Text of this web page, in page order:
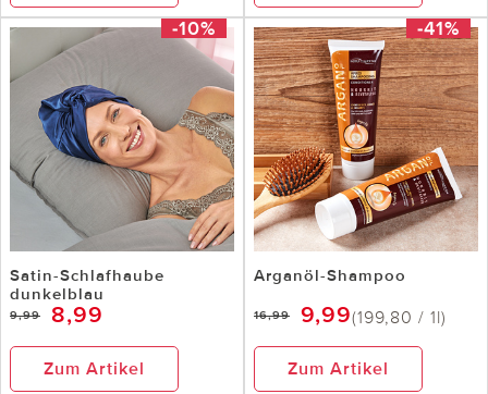
-10%
Satin-Schlafhaube
dunkelblau
9,99 8,99
Zum Artikel
-41%
Arganöl-Shampoo
16,99 9,99(199,80 / 1l)
Zum Artikel